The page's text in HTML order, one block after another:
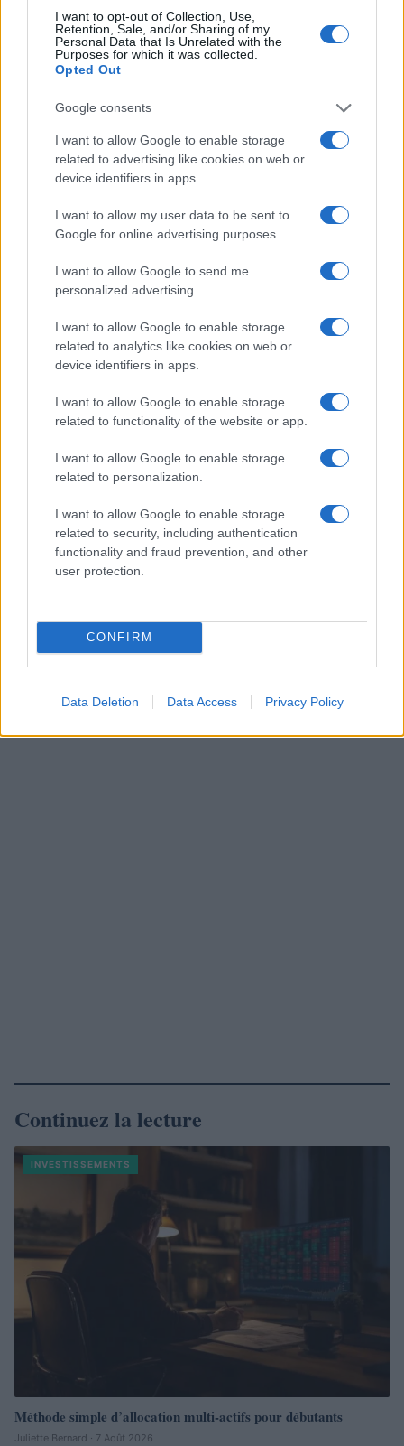
I want to opt-out of Collection, Use,
Retention, Sale, and/or Sharing of my
Personal Data that Is Unrelated with the
Purposes for which it was collected.
Opted Out
Google consents
I want to allow Google to enable storage
related to advertising like cookies on web or
device identifiers in apps.
I want to allow my user data to be sent to
Google for online advertising purposes.
I want to allow Google to send me
personalized advertising.
I want to allow Google to enable storage
related to analytics like cookies on web or
device identifiers in apps.
I want to allow Google to enable storage
related to functionality of the website or app.
I want to allow Google to enable storage
related to personalization.
I want to allow Google to enable storage
related to security, including authentication
functionality and fraud prevention, and other
user protection.
CONFIRM
Data Deletion Data Access Privacy Policy
Chaque année, les différents opérateurs organisent la «
semaine du jeu responsable » afin de sensibiliser leurs
joueurs sur les dangers de l’addiction, à grands coups de
spots publicitaires aux airs de campagne de prévention.
Mais pour beaucoup de spécialistes et de scientifiques qui
travaillent sur la question de l’addiction, ces événements
vernis préventif.
Unibet MMA Cyril Gane
a participé à la dernière campagne du « jeu responsable ».
argument de la responsabilité individuelle a de grandes
chances de porter dans l’opinion.
Les opérateurs seraient bien conscients du double jeu
qu’ils joueraient avec leurs clients les plus dépensiers,
Sébastien Jungancien trader chezUnibet
« On était
parfaitement au courant des problèmes d’addiction des
gens mais on ne faisait absolument rien pour la contrer,
bien au contraire, on cherchait de nouveaux leviers
psychologiques pour les amener à parier toujours plus. »
AUTEUR
Thomas Lefevre
Continuez la lecture
INVESTISSEMENTS
Méthode simple d’allocation multi-actifs pour débutants
Juliette Bernard · 7 Août 2026